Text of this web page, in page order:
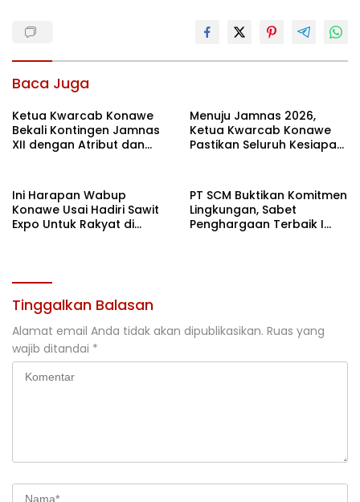
Baca Juga
Ketua Kwarcab Konawe
Bekali Kontingen Jamnas
XII dengan Atribut dan
Menuju Jamnas 2026,
Ketua Kwarcab Konawe
Pastikan Seluruh Kesiapan
Ini Harapan Wabup
Konawe Usai Hadiri Sawit
Expo Untuk Rakyat di
PT SCM Buktikan Komitmen
Lingkungan, Sabet
Penghargaan Terbaik I
Tinggalkan Balasan
Alamat email Anda tidak akan dipublikasikan. Ruas yang
wajib ditandai *